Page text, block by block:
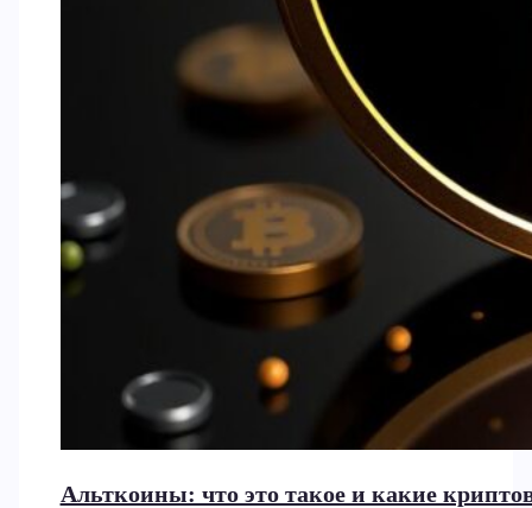
Альткоины: что это такое и какие